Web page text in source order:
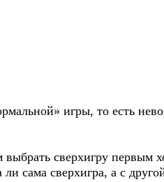
игры, то есть
сверхигру первым
сама сверхигра, а с